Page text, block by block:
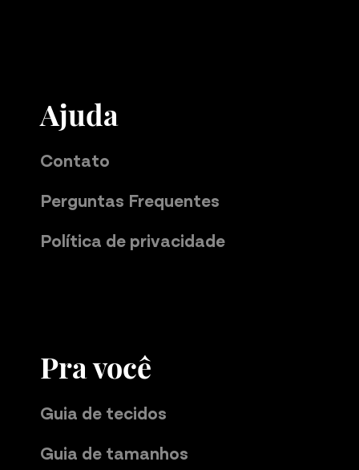
Ajuda
Contato
Perguntas Frequentes
Política de privacidade
Pra você
Guia de tecidos
Guia de tamanhos